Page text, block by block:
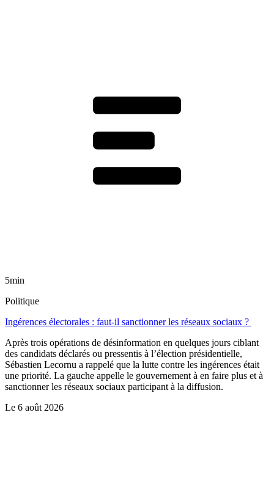
5min
Politique
Ingérences électorales : faut-il sanctionner les réseaux sociaux ?
Après trois opérations de désinformation en quelques jours ciblant
des candidats déclarés ou pressentis à l’élection présidentielle,
Sébastien Lecornu a rappelé que la lutte contre les ingérences était
une priorité. La gauche appelle le gouvernement à en faire plus et à
sanctionner les réseaux sociaux participant à la diffusion.
Le 6 août 2026